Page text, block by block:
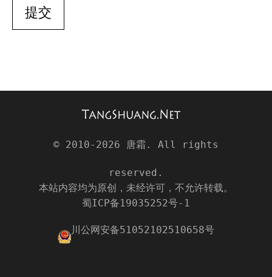
提交
© 2010-2026 唐霜 . All rights
reserved.
本站内容均为原创，未经许可，不允许转载。
蜀ICP备19035252号-1
川公网安备51052102510658号